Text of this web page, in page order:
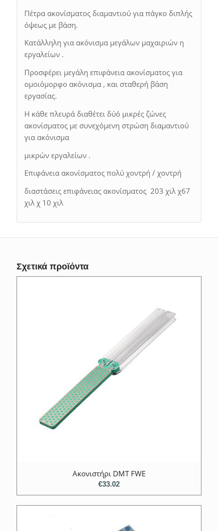
Πέτρα ακονίσματος διαμαντιού για πάγκο διπλής
όψεως με βάση.
Κατάλληλη για ακόνισμα μεγάλων μαχαιριών η
εργαλείων .
Προσφέρει μεγάλη επιφάνεια ακονίσματος για
ομοιόμορφο ακόνισμα , και σταθερή βάση
εργασίας.
Η κάθε πλευρά διαθέτει δύό μικρές ζώνες
ακονίσματος με συνεχόμενη στρώση διαμαντιού
για ακόνισμα
μικρών εργαλείων .
Επιφάνεια ακονίσματος πολύ χοντρή / χοντρή
διαστάσεις επιφάνειας ακονίσματος 203 χιλ χ67
χιλ χ 10 χιλ
Σχετικά προϊόντα
Ακονιστήρι DMT FWE
€33.02